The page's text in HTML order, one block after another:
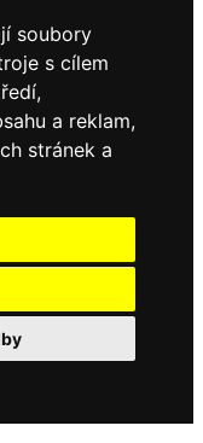
soubory
s cílem
a reklam,
stránek a